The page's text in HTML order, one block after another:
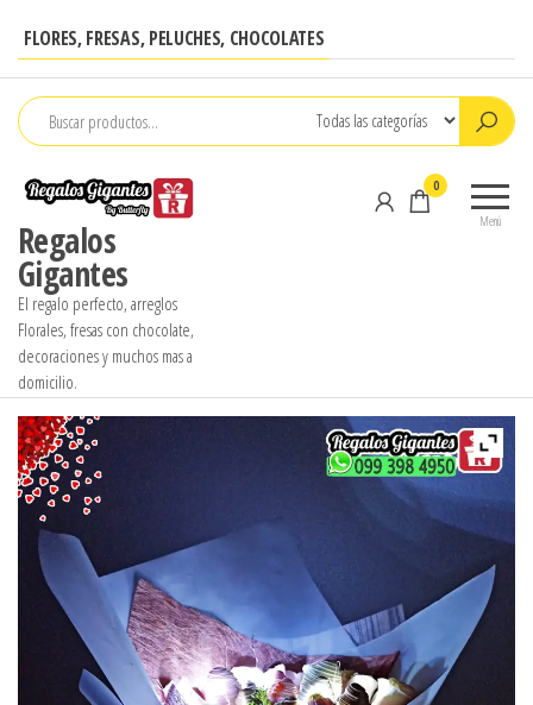
contenido
FLORES, FRESAS, PELUCHES, CHOCOLATES
Regalos
Gigantes
El regalo perfecto, arreglos
Florales, fresas con chocolate,
decoraciones y muchos mas a
domicilio.
Menú
0